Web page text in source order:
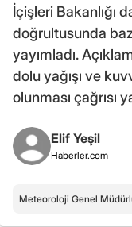
İçişleri Bakanlığı
doğrultusunda
yayımladı.
dolu yağışı ve
olunması çağrısı
Elif Yeşil
Haberler.com
Meteoroloji Genel